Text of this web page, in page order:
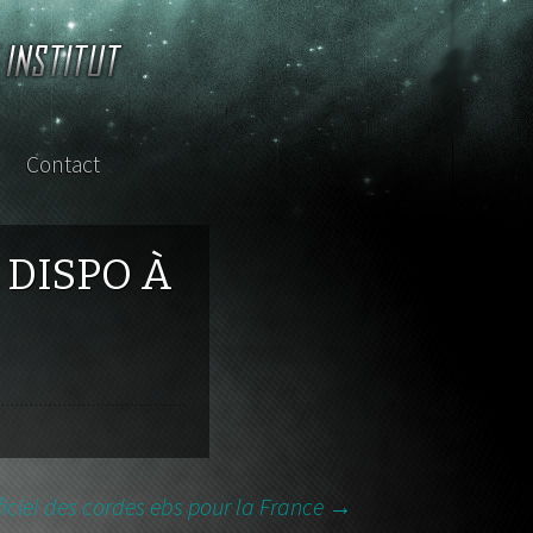
Contact
À
des cordes ebs pour la France →